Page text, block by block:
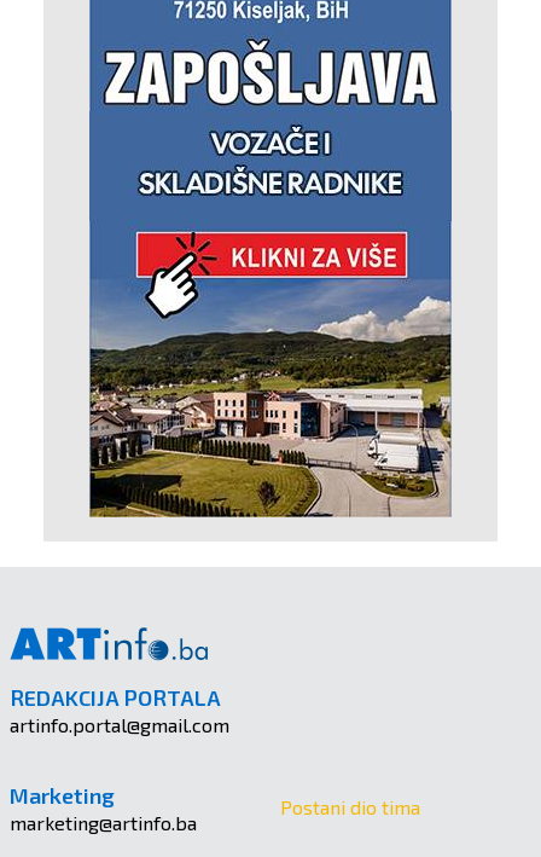
REDAKCIJA PORTALA
artinfo.portal@gmail.com
Marketing
marketing@artinfo.ba
Postani dio tima